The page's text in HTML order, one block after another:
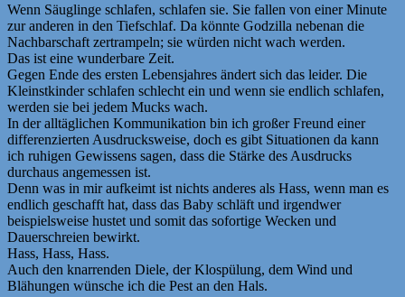
Wenn Säuglinge schlafen, schlafen sie. Sie fallen von einer Minute
zur anderen in den Tiefschlaf. Da könnte Godzilla nebenan die
Nachbarschaft zertrampeln; sie würden nicht wach werden.
Das ist eine wunderbare Zeit.
Gegen Ende des ersten Lebensjahres ändert sich das leider. Die
Kleinstkinder schlafen schlecht ein und wenn sie endlich schlafen,
werden sie bei jedem Mucks wach.
In der alltäglichen Kommunikation bin ich großer Freund einer
differenzierten Ausdrucksweise, doch es gibt Situationen da kann
ich ruhigen Gewissens sagen, dass die Stärke des Ausdrucks
durchaus angemessen ist.
Denn was in mir aufkeimt ist nichts anderes als Hass, wenn man es
endlich geschafft hat, dass das Baby schläft und irgendwer
beispielsweise hustet und somit das sofortige Wecken und
Dauerschreien bewirkt.
Hass, Hass, Hass.
Auch den knarrenden Diele, der Klospülung, dem Wind und
Blähungen wünsche ich die Pest an den Hals.